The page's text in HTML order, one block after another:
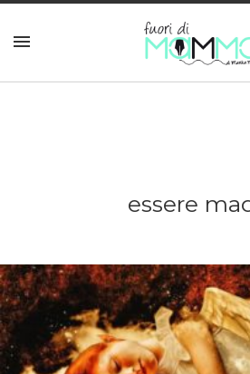
essere